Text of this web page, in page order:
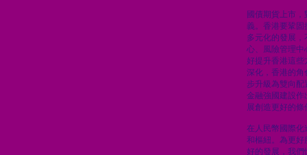
國債期貨上市
義。香港要鞏固
多元化的發展
心、風險管理中
好提升香港這些
深化，香港的角
步升級為雙向配
金融強國建設作
展創造更好的條
在人民幣國際化
和樞紐。為更好
好的發展，我們